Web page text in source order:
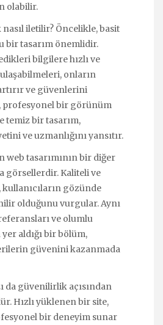
olabilir.
iletilir? Öncelikle, basit
bir tasarım önemlidir.
bilgilere hızlı ve
onların
ve güvenlerini
profesyonel bir görünüm
temiz bir tasarım,
ve uzmanlığını yansıtır.
web tasarımının bir diğer
görsellerdir. Kaliteli ve
gözünde
olduğunu vurgular. Aynı
ve olumlu
aldığı bir bölüm,
güvenini kazanmada
da güvenilirlik açısından
Hızlı yüklenen bir site,
bir deneyim sunar